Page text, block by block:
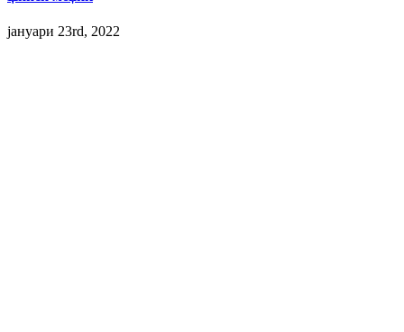
јануари 23rd, 2022